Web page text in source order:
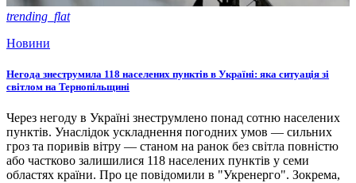
trending_flat
Новини
Негода знеструмила 118 населених пунктів в Україні: яка ситуація зі
світлом на Тернопільщині
Через негоду в Україні знеструмлено понад сотню населених
пунктів. Унаслідок ускладнення погодних умов — сильних
гроз та поривів вітру — станом на ранок без світла повністю
або частково залишилися 118 населених пунктів у семи
областях країни. Про це повідомили в "Укренерго". Зокрема,